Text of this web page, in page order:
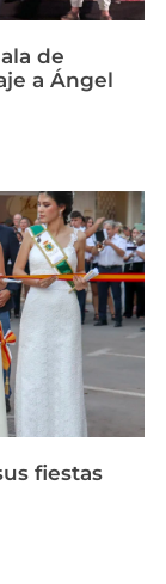
de
a Ángel
fiestas